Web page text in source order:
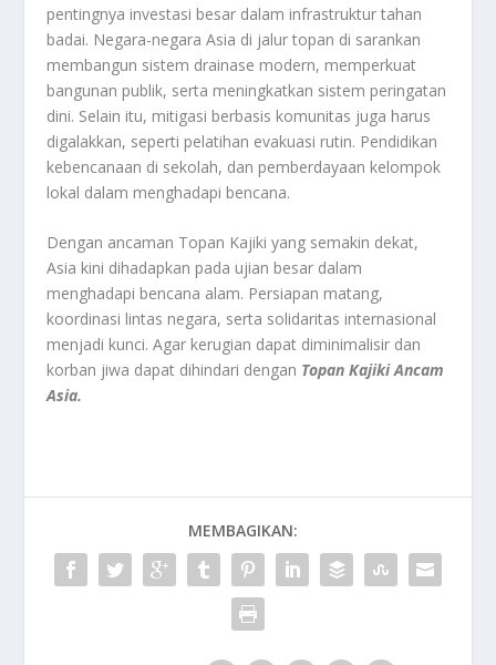
pentingnya investasi besar dalam infrastruktur tahan
badai. Negara-negara Asia di jalur topan di sarankan
membangun sistem drainase modern, memperkuat
bangunan publik, serta meningkatkan sistem peringatan
dini. Selain itu, mitigasi berbasis komunitas juga harus
digalakkan, seperti pelatihan evakuasi rutin. Pendidikan
kebencanaan di sekolah, dan pemberdayaan kelompok
lokal dalam menghadapi bencana.
Dengan ancaman Topan Kajiki yang semakin dekat,
Asia kini dihadapkan pada ujian besar dalam
menghadapi bencana alam. Persiapan matang,
koordinasi lintas negara, serta solidaritas internasional
menjadi kunci. Agar kerugian dapat diminimalisir dan
korban jiwa dapat dihindari dengan Topan Kajiki Ancam
Asia.
MEMBAGIKAN: